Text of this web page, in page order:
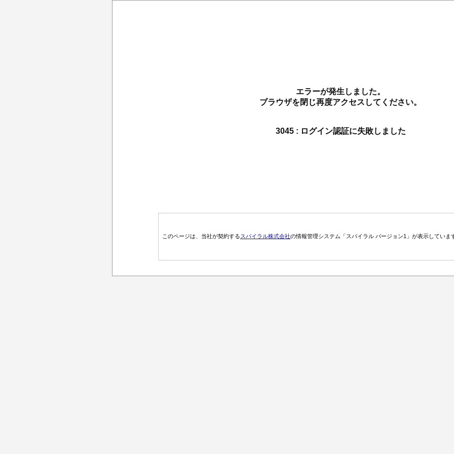
エラーが発生しました。
ブラウザを閉じ再度アクセスしてください。
3045 : ログイン認証に失敗しました
このページは、当社が契約するスパイラル株式会社の情報管理システム「スパイラル バージョン1」が表示していま